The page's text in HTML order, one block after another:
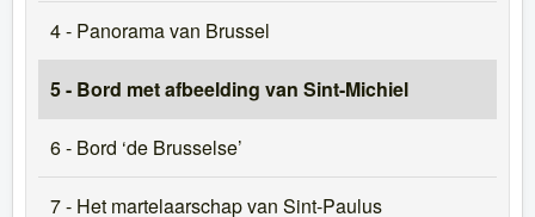
4 - Panorama van Brussel
5 - Bord met afbeelding van Sint-Michiel
6 - Bord ‘de Brusselse’
7 - Het martelaarschap van Sint-Paulus